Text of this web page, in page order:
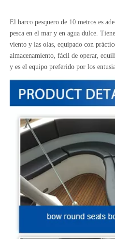
Barco piloto de aluminio con cabina de patrulla de 11,3 m y 36 pies
El barco pesquero de 10 metros es
pesca en el mar y en agua dulce.
viento y las olas, equipado con
almacenamiento, fácil de operar,
y es el equipo preferido por los